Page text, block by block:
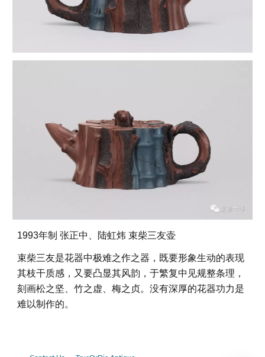
1993年制 张正中、陆虹炜 束柴三友壶
束柴三友是花器中极难之作之器，既要形象生动的表现
其枝干质感，又要凸显其风韵，于繁复中见规整条理，
刻画松之坚、竹之虚、梅之贞。没有深厚的花器功力是
难以制作的。